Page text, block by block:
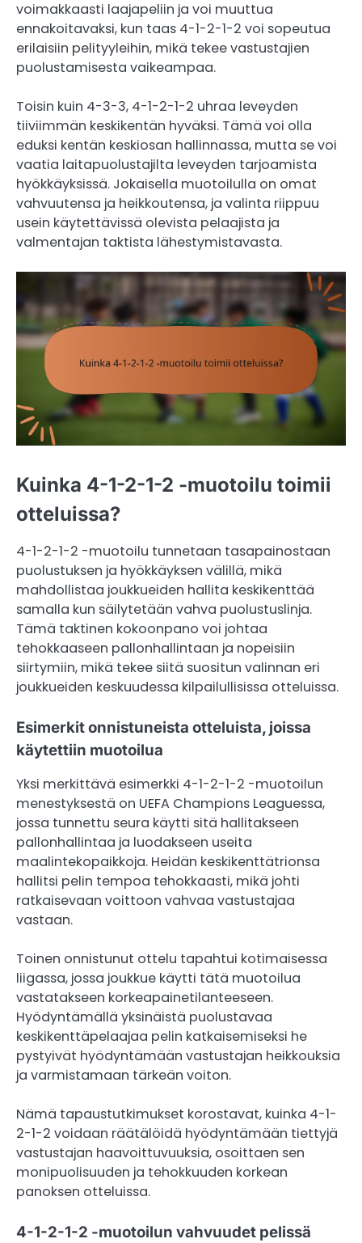
voimakkaasti laajapeliin ja voi muuttua
ennakoitavaksi, kun taas 4-1-2-1-2 voi sopeutua
erilaisiin pelityyleihin, mikä tekee vastustajien
puolustamisesta vaikeampaa.
Toisin kuin 4-3-3, 4-1-2-1-2 uhraa leveyden
tiiviimmän keskikentän hyväksi. Tämä voi olla
eduksi kentän keskiosan hallinnassa, mutta se voi
vaatia laitapuolustajilta leveyden tarjoamista
hyökkäyksissä. Jokaisella muotoilulla on omat
vahvuutensa ja heikkoutensa, ja valinta riippuu
usein käytettävissä olevista pelaajista ja
valmentajan taktista lähestymistavasta.
Kuinka 4-1-2-1-2 -muotoilu toimii
otteluissa?
4-1-2-1-2 -muotoilu tunnetaan tasapainostaan
puolustuksen ja hyökkäyksen välillä, mikä
mahdollistaa joukkueiden hallita keskikenttää
samalla kun säilytetään vahva puolustuslinja.
Tämä taktinen kokoonpano voi johtaa
tehokkaaseen pallonhallintaan ja nopeisiin
siirtymiin, mikä tekee siitä suositun valinnan eri
joukkueiden keskuudessa kilpailullisissa otteluissa.
Esimerkit onnistuneista otteluista, joissa
käytettiin muotoilua
Yksi merkittävä esimerkki 4-1-2-1-2 -muotoilun
menestyksestä on UEFA Champions Leaguessa,
jossa tunnettu seura käytti sitä hallitakseen
pallonhallintaa ja luodakseen useita
maalintekopaikkoja. Heidän keskikenttätrionsa
hallitsi pelin tempoa tehokkaasti, mikä johti
ratkaisevaan voittoon vahvaa vastustajaa
vastaan.
Toinen onnistunut ottelu tapahtui kotimaisessa
liigassa, jossa joukkue käytti tätä muotoilua
vastatakseen korkeapainetilanteeseen.
Hyödyntämällä yksinäistä puolustavaa
keskikenttäpelaajaa pelin katkaisemiseksi he
pystyivät hyödyntämään vastustajan heikkouksia
ja varmistamaan tärkeän voiton.
Nämä tapaustutkimukset korostavat, kuinka 4-1-
2-1-2 voidaan räätälöidä hyödyntämään tiettyjä
vastustajan haavoittuvuuksia, osoittaen sen
monipuolisuuden ja tehokkuuden korkean
panoksen otteluissa.
4-1-2-1-2 -muotoilun vahvuudet pelissä